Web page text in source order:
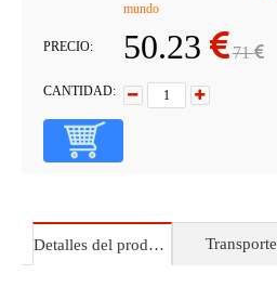
mundo
PRECIO: 50.23 71
CANTIDAD:
Detalles del producto Transporte